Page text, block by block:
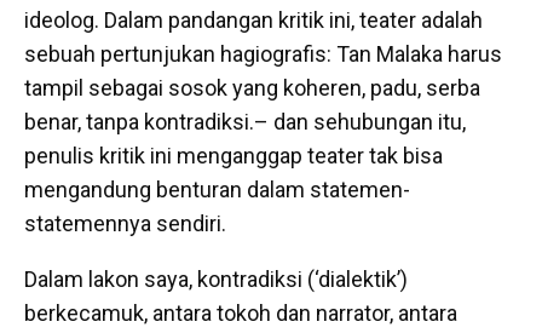
ideolog. Dalam pandangan kritik ini, teater adalah
sebuah pertunjukan hagiografis: Tan Malaka harus
tampil sebagai sosok yang koheren, padu, serba
benar, tanpa kontradiksi.– dan sehubungan itu,
penulis kritik ini menganggap teater tak bisa
mengandung benturan dalam statemen-
statemennya sendiri.
Dalam lakon saya, kontradiksi (‘dialektik’)
berkecamuk, antara tokoh dan narrator, antara